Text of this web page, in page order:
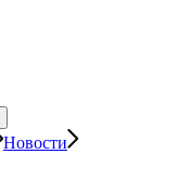
Новости